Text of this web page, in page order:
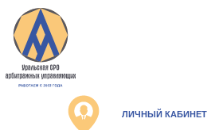
ЛИЧНЫЙ КАБИНЕТ